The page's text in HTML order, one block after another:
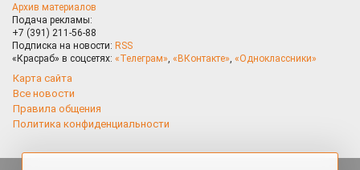
Архив материалов
Подача рекламы:
+7 (391) 211-56-88
Подписка на новости: RSS
«Красраб» в соцсетях: «Телеграм», «ВКонтакте», «Одноклассники»
Карта сайта
Все новости
Правила общения
Политика конфиденциальности